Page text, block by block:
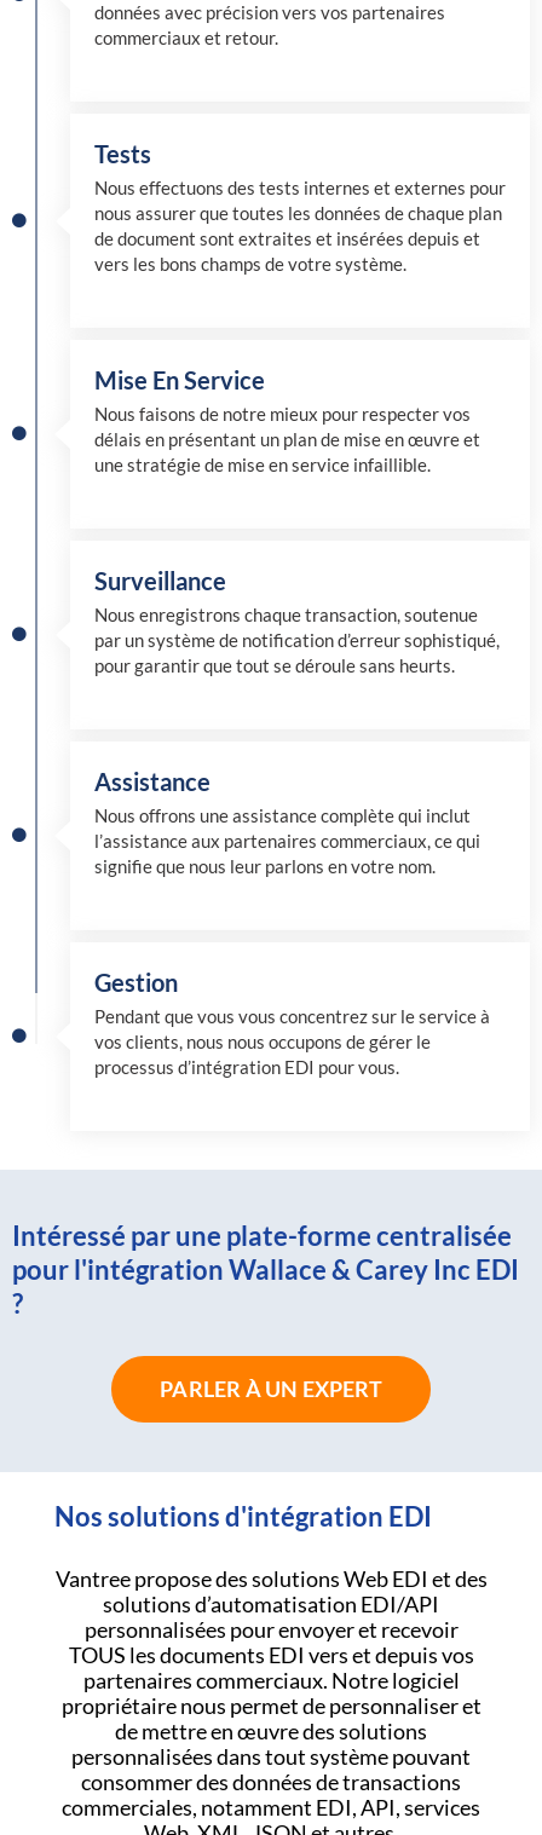
données avec précision vers vos partenaires
commerciaux et retour.
Tests
Nous effectuons des tests internes et externes pour
nous assurer que toutes les données de chaque plan
de document sont extraites et insérées depuis et
vers les bons champs de votre système.
Mise En Service
Nous faisons de notre mieux pour respecter vos
délais en présentant un plan de mise en œuvre et
une stratégie de mise en service infaillible.
Surveillance
Nous enregistrons chaque transaction, soutenue
par un système de notification d’erreur sophistiqué,
pour garantir que tout se déroule sans heurts.
Assistance
Nous offrons une assistance complète qui inclut
l’assistance aux partenaires commerciaux, ce qui
signifie que nous leur parlons en votre nom.
Gestion
Pendant que vous vous concentrez sur le service à
vos clients, nous nous occupons de gérer le
processus d’intégration EDI pour vous.
Intéressé par une plate-forme centralisée
pour l'intégration Wallace & Carey Inc EDI
?
PARLER À UN EXPERT
Nos solutions d'intégration EDI
Vantree propose des solutions Web EDI et des
solutions d’automatisation EDI/API
personnalisées pour envoyer et recevoir
TOUS les documents EDI vers et depuis vos
partenaires commerciaux. Notre logiciel
propriétaire nous permet de personnaliser et
de mettre en œuvre des solutions
personnalisées dans tout système pouvant
consommer des données de transactions
commerciales, notamment EDI, API, services